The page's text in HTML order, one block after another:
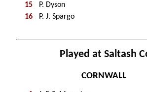
15
P. Dyson
16
P. J. Spargo
Played at Saltash
CORNWALL